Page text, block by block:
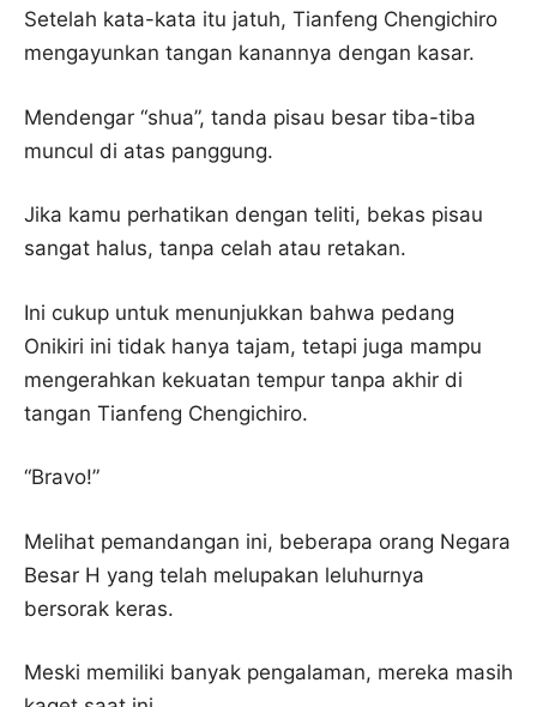
Setelah kata-kata itu jatuh, Tianfeng Chengichiro
mengayunkan tangan kanannya dengan kasar.
Mendengar “shua”, tanda pisau besar tiba-tiba
muncul di atas panggung.
Jika kamu perhatikan dengan teliti, bekas pisau
sangat halus, tanpa celah atau retakan.
Ini cukup untuk menunjukkan bahwa pedang
Onikiri ini tidak hanya tajam, tetapi juga mampu
mengerahkan kekuatan tempur tanpa akhir di
tangan Tianfeng Chengichiro.
“Bravo!”
Melihat pemandangan ini, beberapa orang Negara
Besar H yang telah melupakan leluhurnya
bersorak keras.
Meski memiliki banyak pengalaman, mereka masih